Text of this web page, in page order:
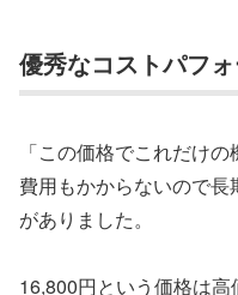
優秀なコストパフ
「この価格でこれだけ
費用もかからないので長
がありました。
16,800円という価格は